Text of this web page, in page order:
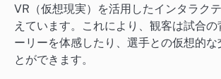
VR（仮想現実）を活用したインタラク
えています。これにより、観客は試合の
ーリーを体感したり、選手との仮想的な
とができます。